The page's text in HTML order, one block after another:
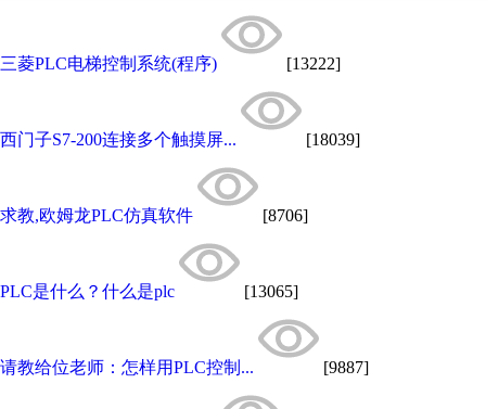
三菱PLC电梯控制系统(程序) [13222]
西门子S7-200连接多个触摸屏... [18039]
求教,欧姆龙PLC仿真软件 [8706]
PLC是什么？什么是plc [13065]
请教给位老师：怎样用PLC控制... [9887]